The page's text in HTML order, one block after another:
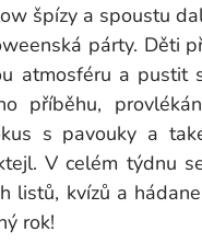
špízy a spoustu
párty. Děti
atmosféru a pustit
příběhu,
s pavouky a
V celém týdnu
listů, kvízů a
rok!